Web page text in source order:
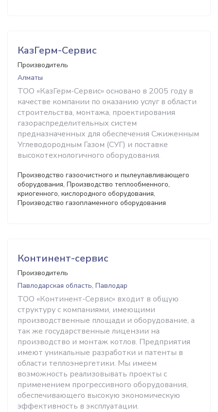
КазГерм-Сервис
Производитель
Алматы
ТОО «КазГерм-Сервис» основано в 2005 году в
качестве компании по оказанию услуг в области
строительства, монтажа, проектирования
газораспределительных систем
предназначенных для обеспечения Сжиженным
Углеводородным Газом (СУГ) и поставке
высокотехнологичного оборудования.
Производство газоочистного и пылеулавливающего
оборудования, Производство теплообменного,
криогенного, кислородного оборудования,
Производство газопламенного оборудования
Континент-сервис
Производитель
Павлодарская область, Павлодар
ТОО «Континент-Сервис» входит в общую
структуру с компаниями, имеющими
производственные площади и оборудование, а
так же государственные лицензии на
производство и монтаж котлов. Предприятия
имеют уникальные разработки и патенты в
области теплоэнергетики. Мы имеем
возможность реализовывать проекты с
применением прогрессивного оборудования,
обеспечивающего высокую экономическую
эффективность в эксплуатации.